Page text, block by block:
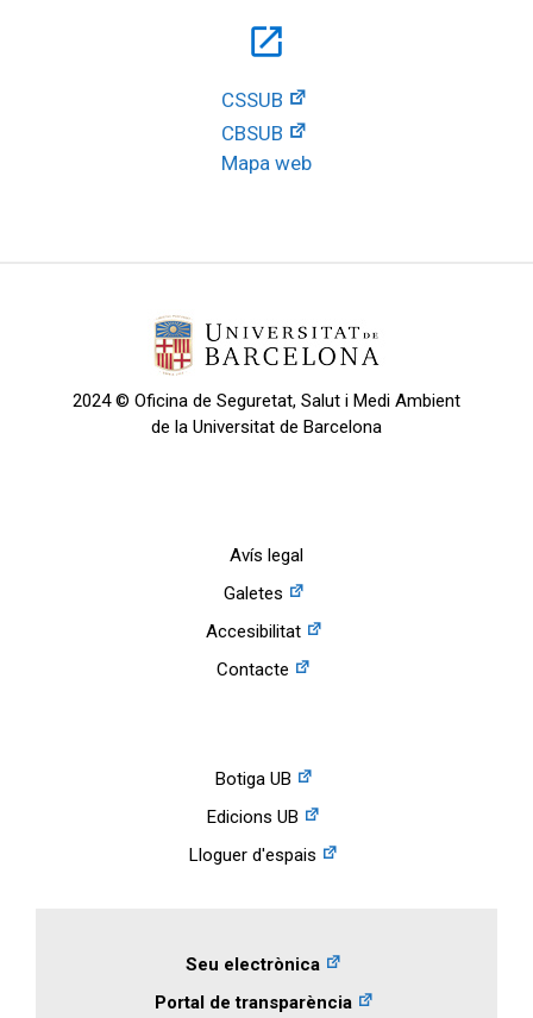
open_in_new
CSSUB
CBSUB
Mapa web
2024 © Oficina de Seguretat, Salut i Medi Ambient
de la Universitat de Barcelona
Avís legal
Galetes
Accesibilitat
Contacte
Botiga UB
Edicions UB
Lloguer d'espais
Seu electrònica
Portal de transparència